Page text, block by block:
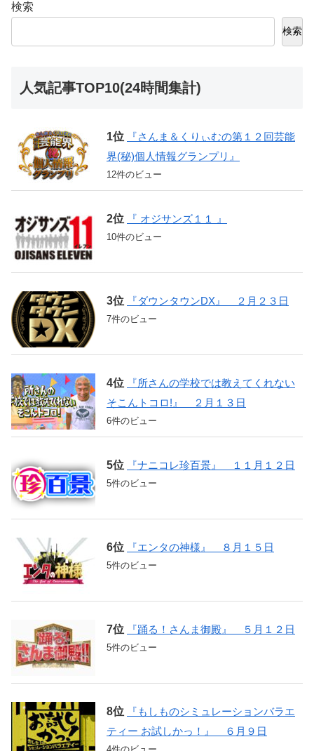
検索
検索
人気記事TOP10(24時間集計)
『さんま＆くりぃむの第１２回芸能
界(秘)個人情報グランプリ』
12件のビュー
『 オジサンズ１１ 』
10件のビュー
『ダウンタウンDX』 ２月２３日
7件のビュー
『所さんの学校では教えてくれない
そこんトコロ!』 ２月１３日
6件のビュー
『ナニコレ珍百景』 １１月１２日
5件のビュー
『エンタの神様』 ８月１５日
5件のビュー
『踊る！さんま御殿』 ５月１２日
5件のビュー
『もしものシミュレーションバラエ
ティー お試しかっ！』 ６月９日